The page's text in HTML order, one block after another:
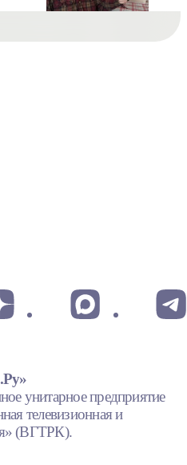
унитарное предприятие
телевизионная и
(ВГТРК).